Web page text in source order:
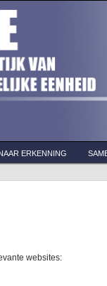
ERKENNING
websites: